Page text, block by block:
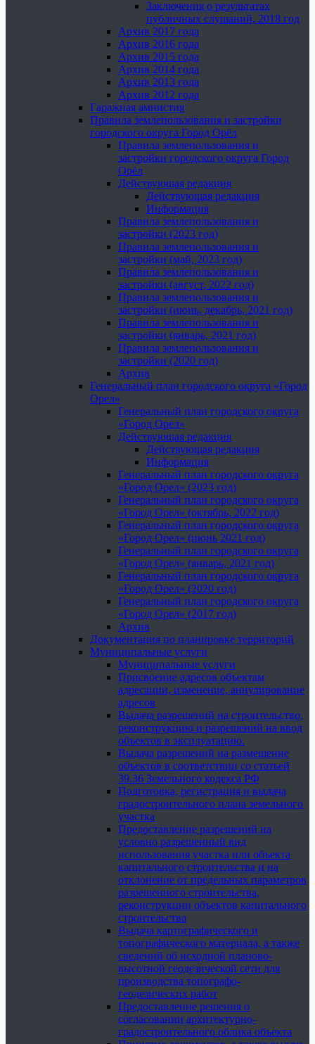
Заключения о результатах
публичных слушаний, 2018 год
Архив 2017 года
Архив 2016 года
Архив 2015 года
Архив 2014 года
Архив 2013 года
Архив 2012 года
Гаражная амнистия
Правила землепользования и застройки
городского округа Город Орёл
Правила землепользования и
застройки городского округа Город
Орёл
Действующая редакция
Действующая редакция
Информация
Правила землепользования и
застройки (2023 год)
Правила землепользования и
застройки (май, 2023 год)
Правила землепользования и
застройки (август, 2022 год)
Правила землепользования и
застройки (июнь, декабрь, 2021 год)
Правила землепользования и
застройки (январь, 2021 год)
Правила землепользования и
застройки (2020 год)
Архив
Генеральный план городского округа «Город
Орел»
Генеральный план городского округа
«Город Орел»
Действующая редакция
Действующая редакция
Информация
Генеральный план городского округа
«Город Орел» (2023 год)
Генеральный план городского округа
«Город Орел» (октябрь, 2022 год)
Генеральный план городского округа
«Город Орел» (июнь 2021 год)
Генеральный план городского округа
«Город Орел» (январь, 2021 год)
Генеральный план городского округа
«Город Орел» (2020 год)
Генеральный план городского округа
«Город Орел» (2017 год)
Архив
Документация по планировке территорий
Муниципальные услуги
Муниципальные услуги
Присвоение адресов объектам
адресации, изменение, аннулирование
адресов
Выдача разрешений на строительство,
реконструкцию и разрешений на ввод
объектов в эксплуатацию.
Выдача разрешений на размещение
объектов в соответствии со статьей
39.36 Земельного кодекса РФ
Подготовка, регистрация и выдача
градостроительного плана земельного
участка
Предоставление разрешений на
условно разрешенный вид
использования участка или объекта
капитального строительства и на
отклонение от предельных параметров
разрешенного строительства,
реконструкции объектов капитального
строительства
Выдача картографического и
топографического материала, а также
сведений об исходной планово-
высотной геодезической сети для
производства топографо-
геодезических работ
Предоставление решения о
согласовании архитектурно-
градостроительного облика объекта